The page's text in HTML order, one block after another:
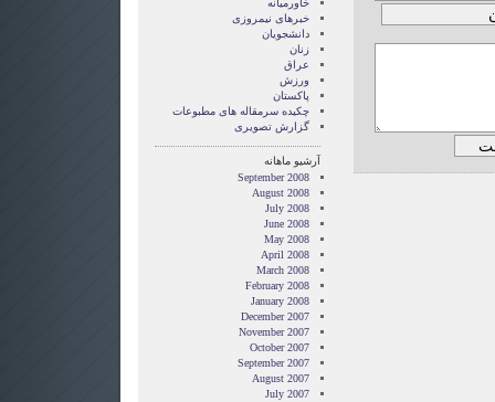
خاورمیانه
خبرهای نیمروزی
دانشجویان
زنان
عراق
ورزش
پاکستان
چکیده سرمقاله های مطبوعات
گزارش تصويری
آرشیو ماهانه
September 2008
August 2008
July 2008
June 2008
May 2008
April 2008
March 2008
February 2008
January 2008
December 2007
November 2007
October 2007
September 2007
August 2007
July 2007